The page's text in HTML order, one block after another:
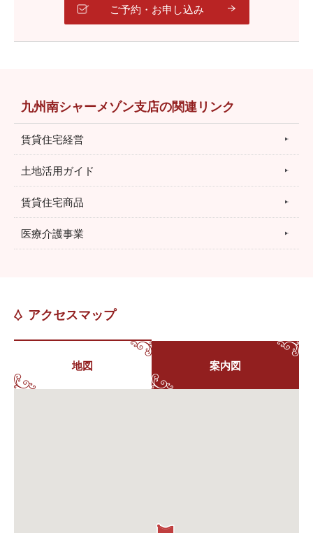
ご予約・お申し込み
九州南シャーメゾン支店の関連リンク
賃貸住宅経営
土地活用ガイド
賃貸住宅商品
医療介護事業
アクセスマップ
地図 案内図